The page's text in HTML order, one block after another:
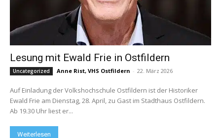
Lesung mit Ewald Frie in Ostfildern
Uncategorized Anne Rist, VHS Ostfildern - 22. März 2026
Auf Einladung der Volkshochschule Ostfildern ist der Historiker
Ewald Frie am Dienstag, 28. April, zu Gast im Stadthaus Ostfildern.
Ab 19.30 Uhr liest er...
Weiterlesen